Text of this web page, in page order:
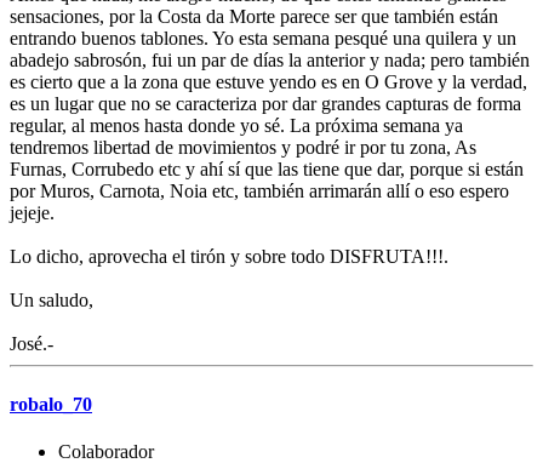
sensaciones, por la Costa da Morte parece ser que también están
entrando buenos tablones. Yo esta semana pesqué una quilera y un
abadejo sabrosón, fui un par de días la anterior y nada; pero también
es cierto que a la zona que estuve yendo es en O Grove y la verdad,
es un lugar que no se caracteriza por dar grandes capturas de forma
regular, al menos hasta donde yo sé. La próxima semana ya
tendremos libertad de movimientos y podré ir por tu zona, As
Furnas, Corrubedo etc y ahí sí que las tiene que dar, porque si están
por Muros, Carnota, Noia etc, también arrimarán allí o eso espero
jejeje.
Lo dicho, aprovecha el tirón y sobre todo DISFRUTA!!!.
Un saludo,
José.-
robalo_70
Colaborador